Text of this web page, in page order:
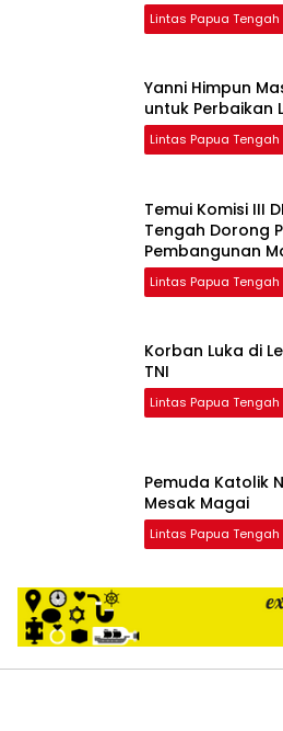
Lintas Papua Tengah
Yanni Himpun
untuk Perbaikan
Lintas Papua Tengah
Temui Komisi III
Tengah Dorong
Pembangunan
Personel
Lintas Papua Tengah
Korban Luka di
TNI
Lintas Papua Tengah
Pemuda Katolik
Mesak Magai
Lintas Papua Tengah